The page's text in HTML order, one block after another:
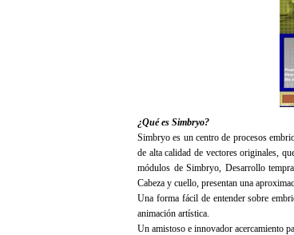
¿Qué es Simbryo?
Simbryo es un centro de procesos
de alta calidad de vectores originales,
módulos de Simbryo, Desarrollo
Cabeza y cuello, presentan una
Una forma fácil de entender sobre
animación artística.
Un amistoso e innovador acercamiento